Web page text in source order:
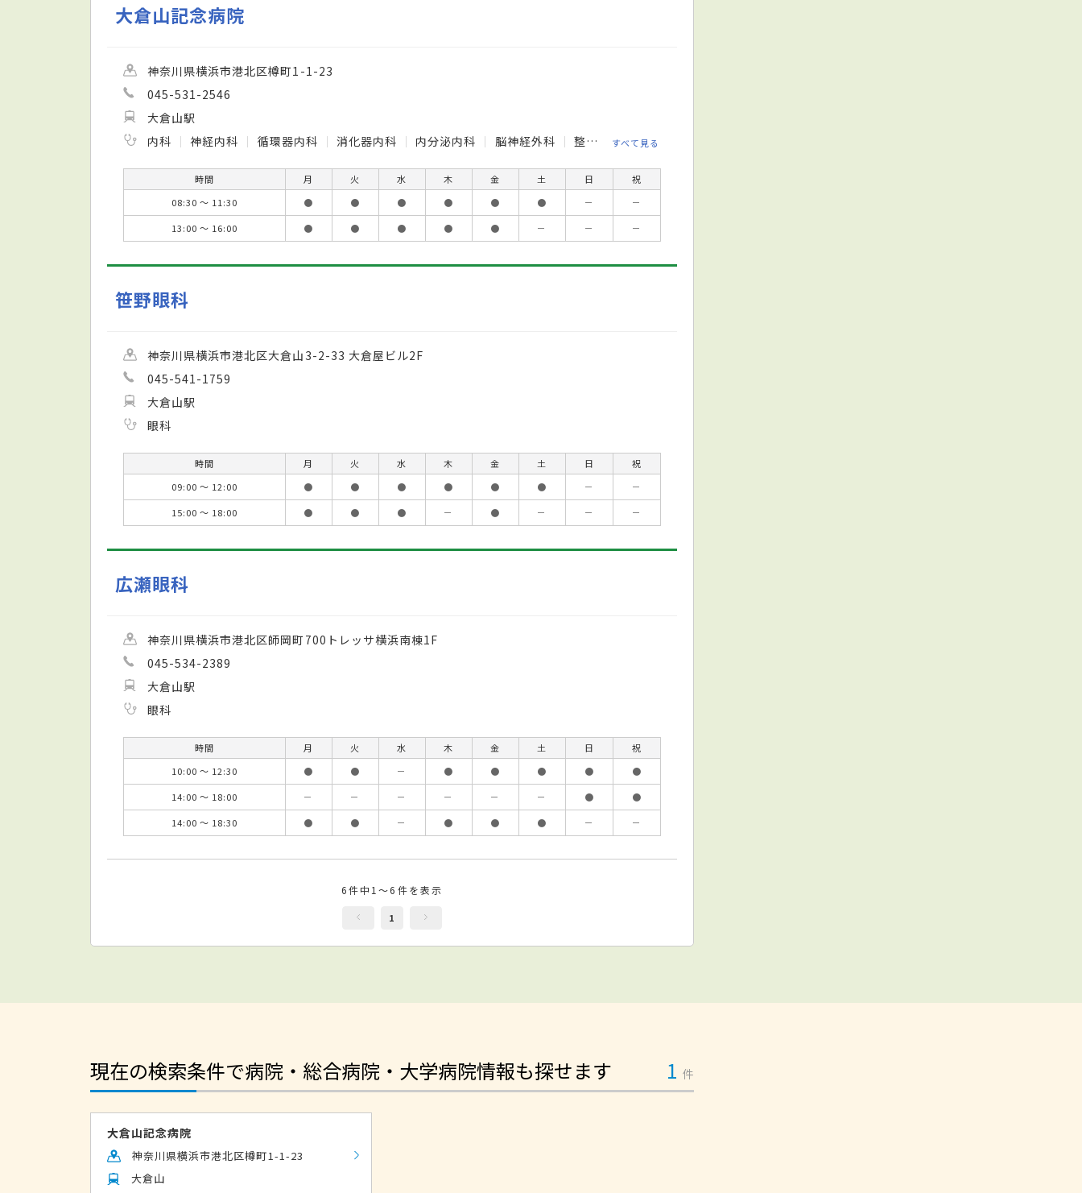
大倉山記念病院
神奈川県横浜市港北区樽町1-1-23
045-531-2546
大倉山駅
内科
神経内科 循環器内科 消化器内科 内分泌内科 脳神経外科 整形外科 リハビリテーション科
すべて見る
時間 月 火 水 木 金 土 日
祝
08:30 ～ 11:30
● ● ● ● ● ● －
－
13:00 ～ 16:00
● ● ● ● ● － － －
笹野眼科
神奈川県横浜市港北区大倉山3-2-33 大倉屋ビル2F
045-541-1759
大倉山駅
眼科
時間 月 火 水 木 金 土 日
祝
09:00 ～ 12:00
● ● ● ● ● ● －
－
15:00 ～ 18:00
● ● ● － ● － － －
広瀬眼科
神奈川県横浜市港北区師岡町700トレッサ横浜南棟1F
045-534-2389
大倉山駅
眼科
時間 月 火 水 木 金 土 日
祝
10:00 ～ 12:30
● ● － ● ● ● ●
●
14:00 ～ 18:00
－ － － － － － ●
●
14:00 ～ 18:30
● ● － ● ● ● － －
6件中1～6件を表示
1
現在の検索条件で病院・総合病院・大学病院情報も探せます 1 件
大倉山記念病院
神奈川県横浜市港北区樽町1-1-23
大倉山